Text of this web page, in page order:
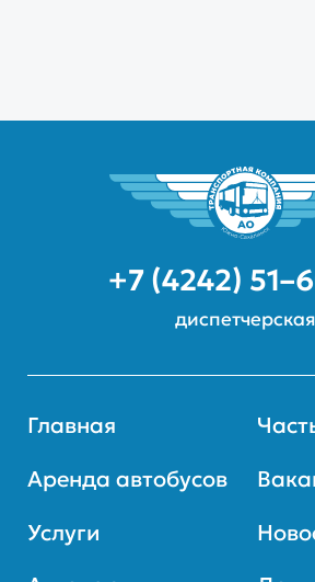
+7 (4242)
диспетчерская
Главная
Аренда автобусов
Услуги